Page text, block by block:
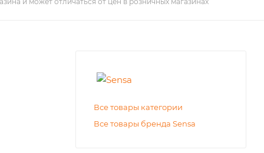
Все товары категории
Все товары бренда Sensa